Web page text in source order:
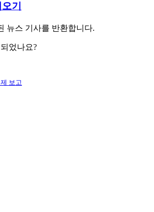
기
뉴스 기사를 반환합니다.
었나요?
보고